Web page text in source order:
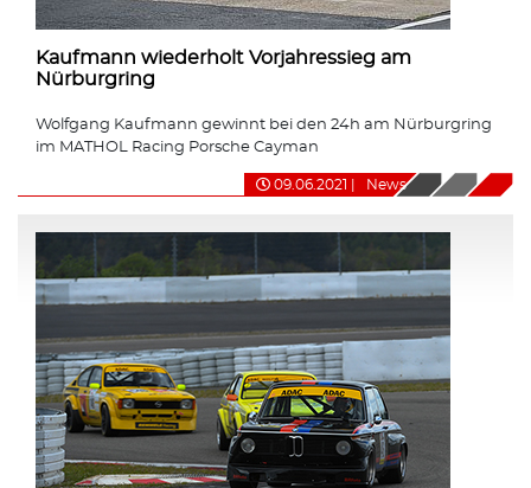
Kaufmann wiederholt Vorjahressieg am
Nürburgring
Wolfgang Kaufmann gewinnt bei den 24h am Nürburgring
im MATHOL Racing Porsche Cayman
09.06.2021 News